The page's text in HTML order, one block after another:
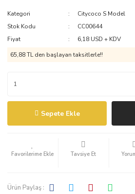
Kategori
Citycoco S Model
Stok Kodu
CC00644
Fiyat
6,18 USD + KDV
65,88 TL den başlayan taksitlerle!!
Sepete Ekle
Tavsiye Et
Ürün Paylaş :